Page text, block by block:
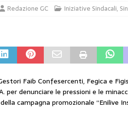
amministrato»
MERCATO PREZZI
IP rinnova l’accordo
[ 30 Luglio 2026 ]
Carburanti, i sindacati
[ 29 Luglio 2026 ] Taglio delle accise, il
MERCATO PREZZI CARBURANTI
Redazione GC Iniziative Sindacali,
Faib Confesercenti, Fegica e
per denunciare le pressioni e le
campagna promozionale “Enilive